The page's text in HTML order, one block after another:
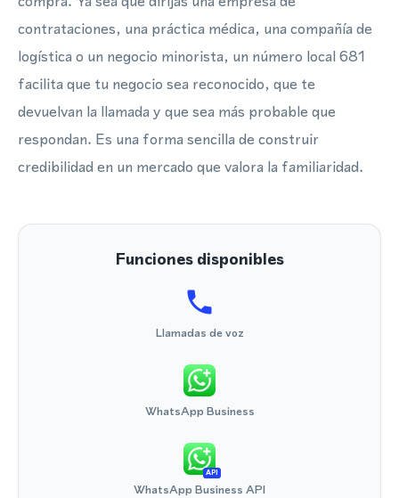
contrataciones, una práctica médica, una compañía de
logística o un negocio minorista, un número local 681
facilita que tu negocio sea reconocido, que te
devuelvan la llamada y que sea más probable que
respondan. Es una forma sencilla de construir
credibilidad en un mercado que valora la familiaridad.
Funciones disponibles
Llamadas de voz
WhatsApp Business
API
WhatsApp Business API